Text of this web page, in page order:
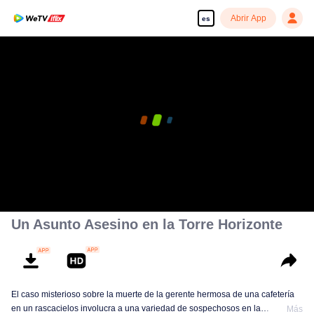
es Abrir App
Un Asunto Asesino en la Torre Horizonte
El caso misterioso sobre la muerte de la gerente hermosa de una cafetería
en un rascacielos involucra a una variedad de sospechosos en la
Más